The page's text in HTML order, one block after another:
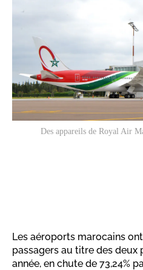
Des appareils de Royal Air
Les aéroports marocains
passagers au titre des
année, en chute de 73,24%